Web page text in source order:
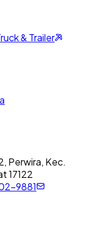
& Trailer
Perwira, Kec.
17122
9881